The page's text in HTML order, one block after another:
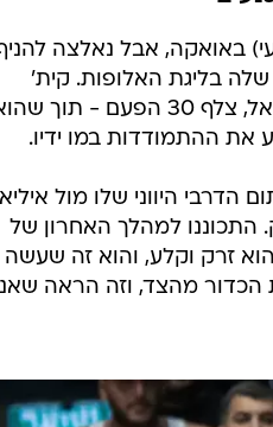
לוח שידורים
החידה של
ארכיון מדורים
באואקה, אבל נאלצה
100:96 במשחק הפתיחה שלה בליגת האלופות. קית'
לנגפורד, שקלע 18.1 נקודות במפגשיו הקודמים עם הסגולים בישראל, צלף 30 הפעם -
ההתמודדות במו ידיו.
היווני שלו מול
התכוננו למהלך האחרון של
זרק וקלע, והוא זה
הכדור מהצד, וזה הראה